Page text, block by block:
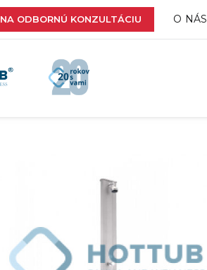
ODBORNÚ KONZULTÁCIU O NÁS